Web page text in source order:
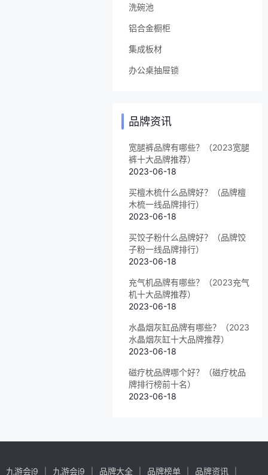
洗碗池
铝合金橱柜
集成板材
办公桌抽屉锁
品牌资讯
宽腿裤品牌有哪些？（2023宽腿
裤十大品牌推荐）
2023-06-18
买檀木梳什么品牌好？（品牌檀
木梳一线品牌排行）
2023-06-18
买饺子粉什么品牌好？（品牌饺
子粉一线品牌排行）
2023-06-18
充气机品牌有哪些？（2023充气
机十大品牌推荐）
2023-06-18
水晶烟灰缸品牌有哪些？（2023
水晶烟灰缸十大品牌推荐）
2023-06-18
磁疗枕品牌哪个好？（磁疗枕品
牌排行榜前十名）
2023-06-18
九游会j9 九游会j9 品牌大全 品牌榜单 品牌资讯